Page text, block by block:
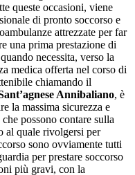
queste occasioni, viene
di pronto soccorso e
attrezzate per far
una prima prestazione di
necessita, verso la
medica offerta nel corso di
chiamando il
Annibaliano, è
la massima sicurezza e
possono contare sulla
al quale rivolgersi per
sono ovviamente tutti
per prestare soccorso
più gravi, con la